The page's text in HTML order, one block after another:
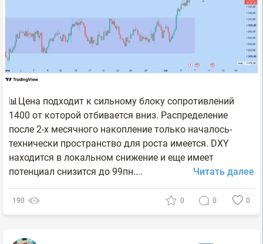
📊Цена подходит к сильному блоку сопротивлений
1400 от которой отбивается вниз. Распределение
после 2-х месячного накопление только началось-
технически пространство для роста имеется. DXY
находится в локальном снижение и еще имеет
потенциал снизится до 99пн....
Читать далее
190 0 0 0